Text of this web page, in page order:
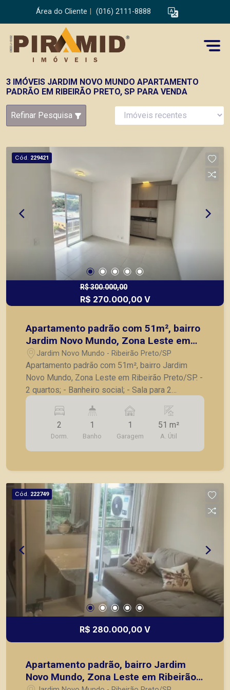
Área do Cliente (016) 2111-8888
3 IMÓVEIS JARDIM NOVO MUNDO APARTAMENTO
PADRÃO EM RIBEIRÃO PRETO, SP PARA VENDA
Refinar Pesquisa
Cód. 229421
R$ 300.000,00
R$ 270.000,00 V
Apartamento padrão com 51m², bairro
Jardim Novo Mundo, Zona Leste em
Ribeirão Preto/SP.
Jardim Novo Mundo - Ribeirão Preto/SP
Apartamento padrão com 51m², bairro Jardim
Novo Mundo, Zona Leste em Ribeirão Preto/SP. -
2 quartos; - Banheiro social; - Sala para 2
ambientes; - Sacada; - Cozinha planejada; -
Lavanderia; - 1 vaga de garagem. A Piramid tem
como objetivo atender seus clientes com
agilidade e segurança, em locação, vendas de
imóveis prontos, usados ou mesmo nos
2
Dorm.
1
Banho
1
Garagem
51 m²
A. Útil
Cód. 222749
R$ 280.000,00 V
Apartamento padrão, bairro Jardim
Novo Mundo, Zona Leste em Ribeirão